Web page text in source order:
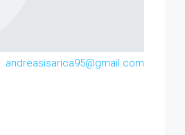
andreasisarica95@gmail.com